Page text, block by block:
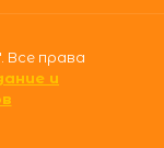
Все права
и